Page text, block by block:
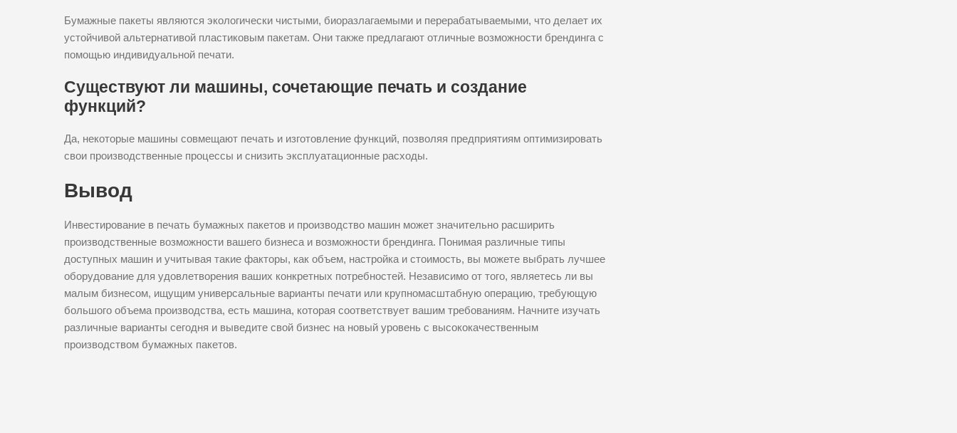
Бумажные пакеты являются экологически чистыми, биоразлагаемыми и перерабатываемыми, что делает их
устойчивой альтернативой пластиковым пакетам. Они также предлагают отличные возможности брендинга с
помощью индивидуальной печати.
Существуют ли машины, сочетающие печать и создание
функций?
Да, некоторые машины совмещают печать и изготовление функций, позволяя предприятиям оптимизировать
свои производственные процессы и снизить эксплуатационные расходы.
Вывод
Инвестирование в печать бумажных пакетов и производство машин может значительно расширить
производственные возможности вашего бизнеса и возможности брендинга. Понимая различные типы
доступных машин и учитывая такие факторы, как объем, настройка и стоимость, вы можете выбрать лучшее
оборудование для удовлетворения ваших конкретных потребностей. Независимо от того, являетесь ли вы
малым бизнесом, ищущим универсальные варианты печати или крупномасштабную операцию, требующую
большого объема производства, есть машина, которая соответствует вашим требованиям. Начните изучать
различные варианты сегодня и выведите свой бизнес на новый уровень с высококачественным
производством бумажных пакетов.